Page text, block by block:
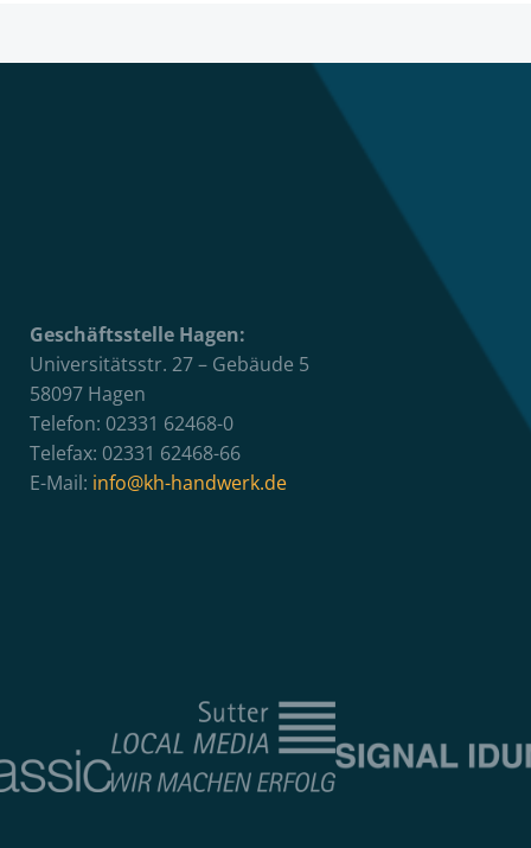
Geschäftsstelle Hagen:
Universitätsstr. 27 – Gebäude 5
58097 Hagen
Telefon: 02331 62468-0
Telefax: 02331 62468-66
E-Mail: info@kh-handwerk.de